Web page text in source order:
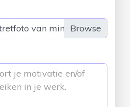
van minimaal